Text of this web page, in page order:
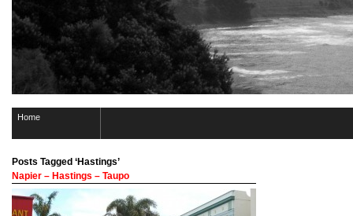
Home
Posts Tagged ‘Hastings’
Napier – Hastings – Taupo